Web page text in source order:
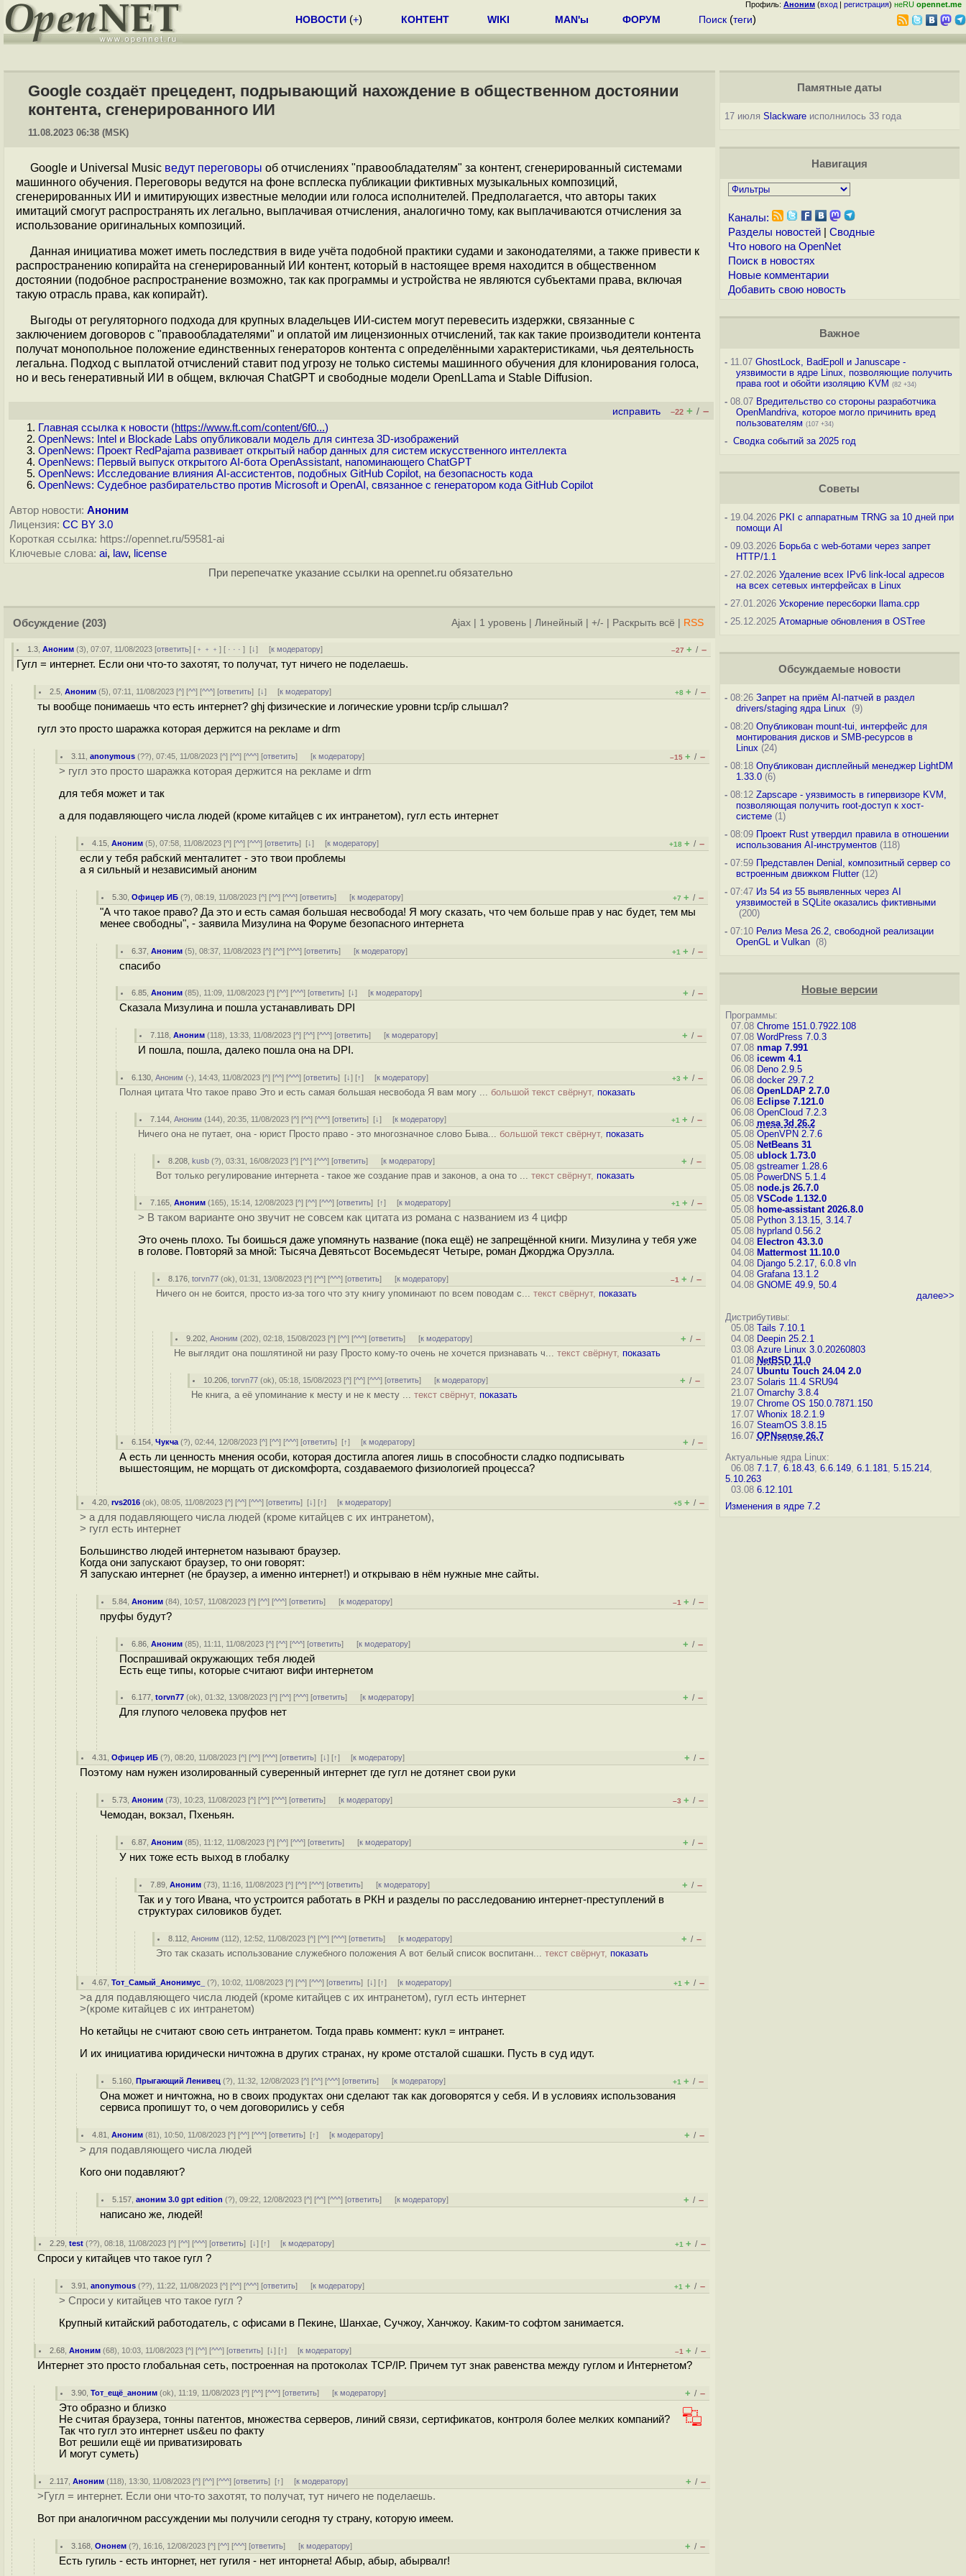
Профиль: Аноним (вход | регистрация) неRU opennet.me
НОВОСТИ (+) КОНТЕНТ WIKI MAN'ы ФОРУМ Поиск (теги)
Google создаёт прецедент, подрывающий нахождение в общественном достоянии
контента, сгенерированного ИИ
11.08.2023 06:38 (MSK)
Google и Universal Music ведут переговоры об отчислениях "правообладателям" за контент, сгенерированный системами
машинного обучения. Переговоры ведутся на фоне всплеска публикации фиктивных музыкальных композиций,
сгенерированных ИИ и имитирующих известные мелодии или голоса исполнителей. Предполагается, что авторы таких
имитаций смогут распространять их легально, выплачивая отчисления, аналогично тому, как выплачиваются отчисления за
использование оригинальных композиций.
Данная инициатива может иметь последствия в виде учёта подобной практики судами и законодателями, а также привести к
распространению копирайта на сгенерированный ИИ контент, который в настоящее время находится в общественном
достоянии (подобное распространение возможно, так как программы и устройства не являются субъектами права, включая
такую отрасль права, как копирайт).
Выгоды от регуляторного подхода для крупных владельцев ИИ-систем могут перевесить издержки, связанные с
заключением договоров с "правообладателями" и оплатой им лицензионных отчислений, так как такие производители контента
получат монопольное положение единственных генераторов контента с определёнными характеристиками, чья деятельность
легальна. Подход с выплатой отчислений ставит под угрозу не только системы машинного обучения для клонирования голоса,
но и весь генеративный ИИ в общем, включая ChatGPT и свободные модели OpenLLama и Stable Diffusion.
исправить –22 + / –
Главная ссылка к новости (https://www.ft.com/content/6f0...)
OpenNews: Intel и Blockade Labs опубликовали модель для синтеза 3D-изображений
OpenNews: Проект RedPajama развивает открытый набор данных для систем искусственного интеллекта
OpenNews: Первый выпуск открытого AI-бота OpenAssistant, напоминающего ChatGPT
OpenNews: Исследование влияния AI-ассистентов, подобных GitHub Copilot, на безопасность кода
OpenNews: Судебное разбирательство против Microsoft и OpenAI, связанное с генератором кода GitHub Copilot
Автор новости: Аноним
Лицензия: CC BY 3.0
Короткая ссылка: https://opennet.ru/59581-ai
Ключевые слова: ai, law, license
При перепечатке указание ссылки на opennet.ru обязательно
Обсуждение (203) Ajax 1 уровень Линейный +/- Раскрыть всё RSS
1.3 ,Аноним (3), 07:07, 11/08/2023 [ответить] [ ﹢﹢﹢] [ · · ·][↓] [к модератору] –27 + / –
Гугл = интернет. Если они что-то захотят, то получат, тут ничего не поделаешь.
2.5 ,Аноним (5), 07:11, 11/08/2023 [^] [^^] [^^^] [ответить][↓] [к модератору] +8 + / –
ты вообще понимаешь что есть интернет? ghj физические и логические уровни tcp/ip слышал?
гугл это просто шаражка которая держится на рекламе и drm
3.11 ,anonymous (??), 07:45, 11/08/2023 [^] [^^] [^^^] [ответить] [к модератору] –15 + / –
> гугл это просто шаражка которая держится на рекламе и drm
для тебя может и так
а для подавляющего числа людей (кроме китайцев с их интранетом), гугл есть интернет
4.15 ,Аноним (5), 07:58, 11/08/2023 [^] [^^] [^^^] [ответить][↓] [к модератору] +18 + / –
если у тебя рабский менталитет - это твои проблемы
а я сильный и независимый аноним
5.30 ,Офицер ИБ (?), 08:19, 11/08/2023 [^] [^^] [^^^] [ответить] [к модератору] +7 + / –
"А что такое право? Да это и есть самая большая несвобода! Я могу сказать, что чем больше прав у нас будет, тем мы
менее свободны", - заявила Мизулина на Форуме безопасного интернета
6.37 ,Аноним (5), 08:37, 11/08/2023 [^] [^^] [^^^] [ответить] [к модератору] +1 + / –
спасибо
6.85 ,Аноним (85), 11:09, 11/08/2023 [^] [^^] [^^^] [ответить][↓] [к модератору] + / –
Сказала Мизулина и пошла устанавливать DPI
7.118 ,Аноним (118), 13:33, 11/08/2023 [^] [^^] [^^^] [ответить] [к модератору] + / –
И пошла, пошла, далеко пошла она на DPI.
6.130 ,Аноним (-), 14:43, 11/08/2023 [^] [^^] [^^^] [ответить][↓] [↑] [к модератору] +3 + / –
Полная цитата Что такое право Это и есть самая большая несвобода Я вам могу ... большой текст свёрнут, показать
7.144 ,Аноним (144), 20:35, 11/08/2023 [^] [^^] [^^^] [ответить][↓] [к модератору] +1 + / –
Ничего она не путает, она - юрист Просто право - это многозначное слово Быва... большой текст свёрнут, показать
8.208 ,kusb (?), 03:31, 16/08/2023 [^] [^^] [^^^] [ответить] [к модератору] + / –
Вот только регулирование интернета - такое же создание прав и законов, а она то ... текст свёрнут, показать
7.165 ,Аноним (165), 15:14, 12/08/2023 [^] [^^] [^^^] [ответить][↑] [к модератору] +1 + / –
> В таком варианте оно звучит не совсем как цитата из романа с названием из 4 цифр
Это очень плохо. Ты боишься даже упомянуть название (пока ещё) не запрещённой книги. Мизулина у тебя уже
в голове. Повторяй за мной: Тысяча Девятьсот Восемьдесят Четыре, роман Джорджа Оруэлла.
8.176 ,torvn77 (ok), 01:31, 13/08/2023 [^] [^^] [^^^] [ответить] [к модератору] –1 + / –
Ничего он не боится, просто из-за того что эту книгу упоминают по всем поводам с... текст свёрнут, показать
9.202 ,Аноним (202), 02:18, 15/08/2023 [^] [^^] [^^^] [ответить] [к модератору] + / –
Не выглядит она пошлятиной ни разу Просто кому-то очень не хочется признавать ч... текст свёрнут, показать
10.206 ,torvn77 (ok), 05:18, 15/08/2023 [^] [^^] [^^^] [ответить] [к модератору] + / –
Не книга, а её упоминание к месту и не к месту ... текст свёрнут, показать
6.154 ,Чукча (?), 02:44, 12/08/2023 [^] [^^] [^^^] [ответить][↑] [к модератору] + / –
А есть ли ценность мнения особи, которая достигла апогея лишь в способности сладко подписывать
вышестоящим, не морщать от дискомфорта, создаваемого физиологией процесса?
4.20 ,rvs2016 (ok), 08:05, 11/08/2023 [^] [^^] [^^^] [ответить][↓] [↑] [к модератору] +5 + / –
> а для подавляющего числа людей (кроме китайцев с их интранетом),
> гугл есть интернет
Большинство людей интернетом называют браузер.
Когда они запускают браузер, то они говорят:
Я запускаю интернет (не браузер, а именно интернет!) и открываю в нём нужные мне сайты.
5.84 ,Аноним (84), 10:57, 11/08/2023 [^] [^^] [^^^] [ответить] [к модератору] –1 + / –
пруфы будут?
6.86 ,Аноним (85), 11:11, 11/08/2023 [^] [^^] [^^^] [ответить] [к модератору] + / –
Поспрашивай окружающих тебя людей
Есть еще типы, которые считают вифи интернетом
6.177 ,torvn77 (ok), 01:32, 13/08/2023 [^] [^^] [^^^] [ответить] [к модератору] + / –
Для глупого человека пруфов нет
4.31 ,Офицер ИБ (?), 08:20, 11/08/2023 [^] [^^] [^^^] [ответить][↓] [↑] [к модератору] + / –
Поэтому нам нужен изолированный суверенный интернет где гугл не дотянет свои руки
5.73 ,Аноним (73), 10:23, 11/08/2023 [^] [^^] [^^^] [ответить] [к модератору] –3 + / –
Чемодан, вокзал, Пхеньян.
6.87 ,Аноним (85), 11:12, 11/08/2023 [^] [^^] [^^^] [ответить] [к модератору] + / –
У них тоже есть выход в глобалку
7.89 ,Аноним (73), 11:16, 11/08/2023 [^] [^^] [^^^] [ответить] [к модератору] + / –
Так и у того Ивана, что устроится работать в РКН и разделы по расследованию интернет-преступлений в
структурах силовиков будет.
8.112 ,Аноним (112), 12:52, 11/08/2023 [^] [^^] [^^^] [ответить] [к модератору] + / –
Это так сказать использование служебного положения А вот белый список воспитанн... текст свёрнут, показать
4.67 ,Тот_Самый_Анонимус_ (?), 10:02, 11/08/2023 [^] [^^] [^^^] [ответить][↓] [↑] [к модератору] +1 + / –
>а для подавляющего числа людей (кроме китайцев с их интранетом), гугл есть интернет
>(кроме китайцев с их интранетом)
Но кетайцы не считают свою сеть интранетом. Тогда правь коммент: кукл = интранет.
И их инициатива юридически ничтожна в других странах, ну кроме отсталой сшашки. Пусть в суд идут.
5.160 ,Прыгающий Ленивец (?), 11:32, 12/08/2023 [^] [^^] [^^^] [ответить] [к модератору] +1 + / –
Она может и ничтожна, но в своих продуктах они сделают так как договорятся у себя. И в условиях использования
сервиса пропишут то, о чем договорились у себя
4.81 ,Аноним (81), 10:50, 11/08/2023 [^] [^^] [^^^] [ответить][↑] [к модератору] + / –
> для подавляющего числа людей
Кого они подавляют?
5.157 ,аноним 3.0 gpt edition (?), 09:22, 12/08/2023 [^] [^^] [^^^] [ответить] [к модератору] + / –
написано же, людей!
2.29 ,test (??), 08:18, 11/08/2023 [^] [^^] [^^^] [ответить][↓] [↑] [к модератору] +1 + / –
Спроси у китайцев что такое гугл ?
3.91 ,anonymous (??), 11:22, 11/08/2023 [^] [^^] [^^^] [ответить] [к модератору] +1 + / –
> Спроси у китайцев что такое гугл ?
Крупный китайский работодатель, с офисами в Пекине, Шанхае, Сучжоу, Ханчжоу. Каким-то софтом занимается.
2.68 ,Аноним (68), 10:03, 11/08/2023 [^] [^^] [^^^] [ответить][↓] [↑] [к модератору] –1 + / –
Интернет это просто глобальная сеть, построенная на протоколах TCP/IP. Причем тут знак равенства между гуглом и Интернетом?
3.90 ,Тот_ещё_аноним (ok), 11:19, 11/08/2023 [^] [^^] [^^^] [ответить] [к модератору] + / –
Это образно и близко
Не считая браузера, тонны патентов, множества серверов, линий связи, сертификатов, контроля более мелких компаний?
Так что гугл это интернет us&eu по факту
Вот решили ещё ии приватизировать
И могут суметь)
2.117 ,Аноним (118), 13:30, 11/08/2023 [^] [^^] [^^^] [ответить][↑] [к модератору] + / –
>Гугл = интернет. Если они что-то захотят, то получат, тут ничего не поделаешь.
Вот при аналогичном рассуждении мы получили сегодня ту страну, которую имеем.
3.168 ,Ононем (?), 16:16, 12/08/2023 [^] [^^] [^^^] [ответить] [к модератору] + / –
Есть гугиль - есть инторнет, нет гугиля - нет инторнета! Абыр, абыр, абырвалг!
Памятные даты
17 июля Slackwareисполнилось 33 года
Навигация
Каналы:
Разделы новостей| Сводные
Что нового на OpenNet
Поиск в новостях
Новые комментарии
Добавить свою новость
Важное
-11.07 GhostLock, BadEpoll и Januscape -
уязвимости в ядре Linux, позволяющие получить
права root и обойти изоляцию KVM (82 +34)
-08.07 Вредительство со стороны разработчика
OpenMandriva, которое могло причинить вред
пользователям (107 +34)
- Сводка событий за 2025 год
Советы
-19.04.2026 PKI с аппаратным TRNG за 10 дней при
помощи AI
-09.03.2026 Борьба с web-ботами через запрет
HTTP/1.1
-27.02.2026 Удаление всех IPv6 link-local адресов
на всех сетевых интерфейсах в Linux
-27.01.2026 Ускорение пересборки llama.cpp
-25.12.2025 Атомарные обновления в OSTree
Обсуждаемые новости
-08:26 Запрет на приём AI-патчей в раздел
drivers/staging ядра Linux
(9)
-08:20 Опубликован mount-tui, интерфейс для
монтирования дисков и SMB-ресурсов в
Linux (24)
-08:18 Опубликован дисплейный менеджер LightDM
1.33.0(6)
-08:12 Zapscape - уязвимость в гипервизоре KVM,
позволяющая получить root-доступ к хост-
системе(1)
-08:09 Проект Rust утвердил правила в отношении
использования AI-инструментов(118)
-07:59 Представлен Denial, композитный сервер со
встроенным движком Flutter(12)
-07:47 Из 54 из 55 выявленных через AI
уязвимостей в SQLite оказались фиктивными
(200)
-07:10 Релиз Mesa 26.2, свободной реализации
OpenGL и Vulkan (8)
Новые версии
Программы:
07.08 Chrome 151.0.7922.108
07.08 WordPress 7.0.3
07.08 nmap 7.991
06.08 icewm 4.1
06.08 Deno 2.9.5
06.08 docker 29.7.2
06.08 OpenLDAP 2.7.0
06.08 Eclipse 7.121.0
06.08 OpenCloud 7.2.3
06.08 mesa 3d 26.2
05.08 OpenVPN 2.7.6
05.08 NetBeans 31
05.08 ublock 1.73.0
05.08 gstreamer 1.28.6
05.08 PowerDNS 5.1.4
05.08 node.js 26.7.0
05.08 VSCode 1.132.0
05.08 home-assistant 2026.8.0
05.08 Python 3.13.15, 3.14.7
05.08 hyprland 0.56.2
04.08 Electron 43.3.0
04.08 Mattermost 11.10.0
04.08 Django 5.2.17, 6.0.8 vln
04.08 Grafana 13.1.2
04.08 GNOME 49.9, 50.4
далее>>
Дистрибутивы:
05.08 Tails 7.10.1
04.08 Deepin 25.2.1
03.08 Azure Linux 3.0.20260803
01.08 NetBSD 11.0
24.07 Ubuntu Touch 24.04 2.0
23.07 Solaris 11.4 SRU94
21.07 Omarchy 3.8.4
19.07 Chrome OS 150.0.7871.150
17.07 Whonix 18.2.1.9
16.07 SteamOS 3.8.15
16.07 OPNsense 26.7
Актуальные ядра Linux:
06.08 7.1.7, 6.18.43, 6.6.149, 6.1.181, 5.15.214,
5.10.263
03.08 6.12.101
Изменения в ядре 7.2